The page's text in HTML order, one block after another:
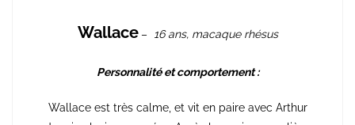
Wallace – 16 ans, macaque rhésus
Personnalité et comportement :
Wallace est très calme, et vit en paire avec Arthur